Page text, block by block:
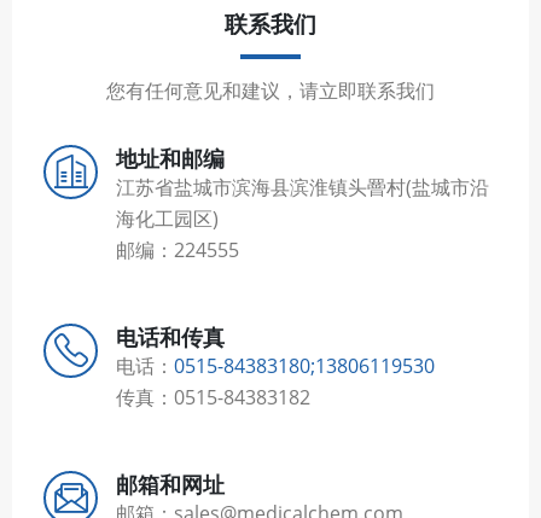
联系我们
您有任何意见和建议，请立即联系我们
地址和邮编
江苏省盐城市滨海县滨淮镇头罾村(盐城市沿
海化工园区)
邮编：224555
电话和传真
电话： 0515-84383180;13806119530
传真：0515-84383182
邮箱和网址